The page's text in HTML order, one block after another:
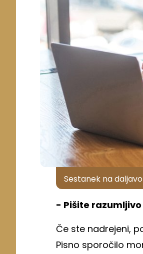
Sestanek na daljavo
- Pišite razumljivo
Če ste nadrejeni,
Pisno sporočilo